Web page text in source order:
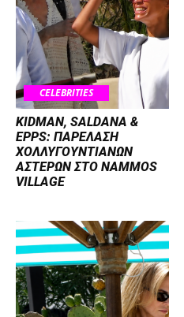
CELEBRITIES
KIDMAN, SALDANA &
EPPS: ΠΑΡΕΛΑΣΗ
ΧΟΛΛΥΓΟΥΝΤΙΑΝΩΝ
ΑΣΤΕΡΩΝ ΣΤΟ NAMMOS
VILLAGE